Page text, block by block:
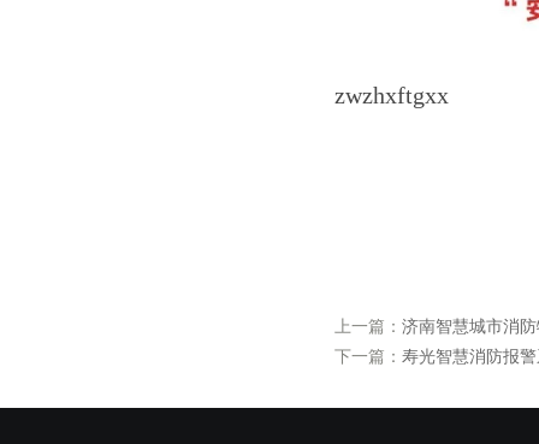
zwzhxftgxx
上一篇： 济南智慧城市消
下一篇： 寿光智慧消防报